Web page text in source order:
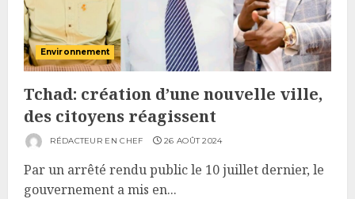
Environnement
Tchad: création d’une nouvelle ville,
des citoyens réagissent
RÉDACTEUR EN CHEF 26 AOÛT 2024
Par un arrêté rendu public le 10 juillet dernier, le
gouvernement a mis en...